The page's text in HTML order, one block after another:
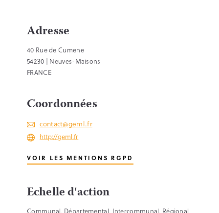
Adresse
40 Rue de Cumene
54230 | Neuves-Maisons
FRANCE
Coordonnées
contact@geml.fr
http://geml.fr
VOIR LES MENTIONS RGPD
Echelle d'action
Communal, Départemental, Intercommunal, Régional